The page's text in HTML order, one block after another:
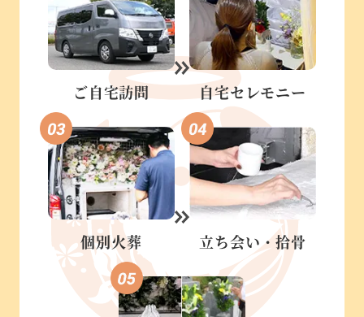
ご自宅訪問 自宅セレモニー
個別火葬 立ち会い・拾骨